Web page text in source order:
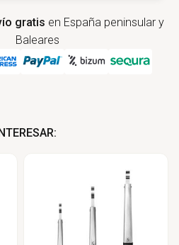
gratis en España peninsular y
Baleares